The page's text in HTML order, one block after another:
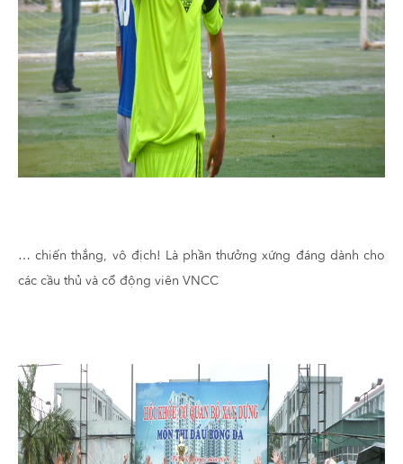
… chiến thắng, vô địch! Là phần thưởng xứng đáng dành cho
các cầu thủ và cổ động viên VNCC